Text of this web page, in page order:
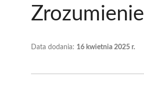
Data dodania: 16 kwietnia 2025 r.